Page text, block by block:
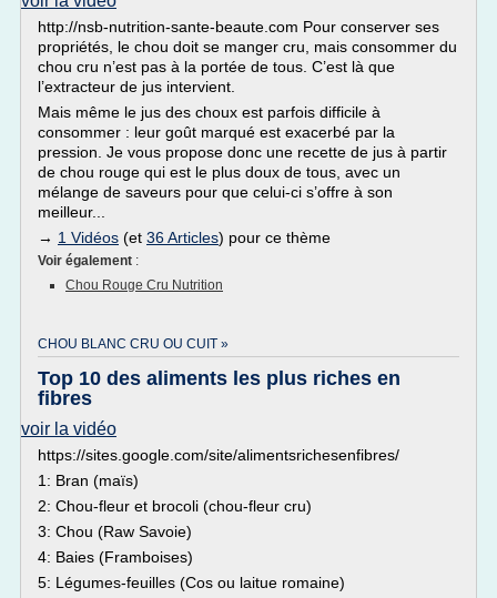
http://nsb-nutrition-sante-beaute.com Pour conserver ses
propriétés, le chou doit se manger cru, mais consommer du
chou cru n’est pas à la portée de tous. C’est là que
l’extracteur de jus intervient.
Mais même le jus des choux est parfois difficile à
consommer : leur goût marqué est exacerbé par la
pression. Je vous propose donc une recette de jus à partir
de chou rouge qui est le plus doux de tous, avec un
mélange de saveurs pour que celui-ci s’offre à son
meilleur...
→ 1 Vidéos (et 36 Articles) pour ce thème
Voir également :
Chou Rouge Cru Nutrition
CHOU BLANC CRU OU CUIT »
Top 10 des aliments les plus riches en
fibres
voir la vidéo
https://sites.google.com/site/alimentsrichesenfibres/
1: Bran (maïs)
2: Chou-fleur et brocoli (chou-fleur cru)
3: Chou (Raw Savoie)
4: Baies (Framboises)
5: Légumes-feuilles (Cos ou laitue romaine)